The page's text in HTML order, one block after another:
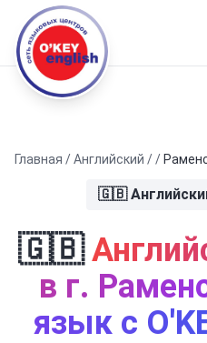
Главная /Английский //
🇬🇧
🇬🇧
в г.
язык с